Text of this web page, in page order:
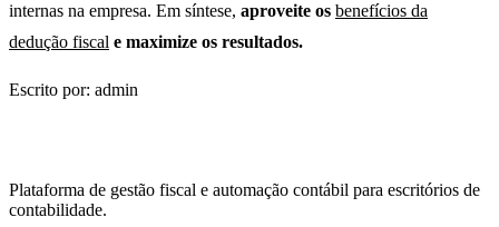
internas na empresa. Em síntese, aproveite os benefícios da
dedução fiscal e maximize os resultados.
Escrito por: admin
Plataforma de gestão fiscal e automação contábil para escritórios de
contabilidade.